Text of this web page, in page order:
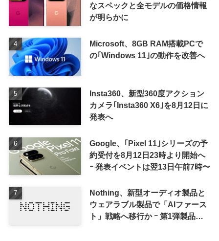
なスペックと全モデルの価格情報
が明らかに
Microsoft、8GB RAM搭載PCで
の｢Windows 11｣の動作を改善へ
Insta360、新型360度アクション
カメラ｢Insta360 X6｣を8月12日に
発表へ
Google、｢Pixel 11｣シリーズの予
約受付を8月12日23時より開始へ
ｰ 発表イベントは翌13日午前7時〜
Nothing、新型オーディオ製品と
ウェアラブル製品で「AIファース
ト」戦略へ移行か ｰ 第1弾製品は